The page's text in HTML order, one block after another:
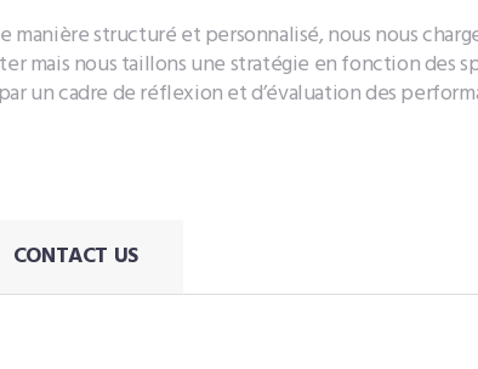
négociations de
1997 à 2003
manière structuré et personnalisé, nous nous
mais nous taillons une stratégie en fonction
un cadre de réflexion et d’évaluation des
CONTACT US